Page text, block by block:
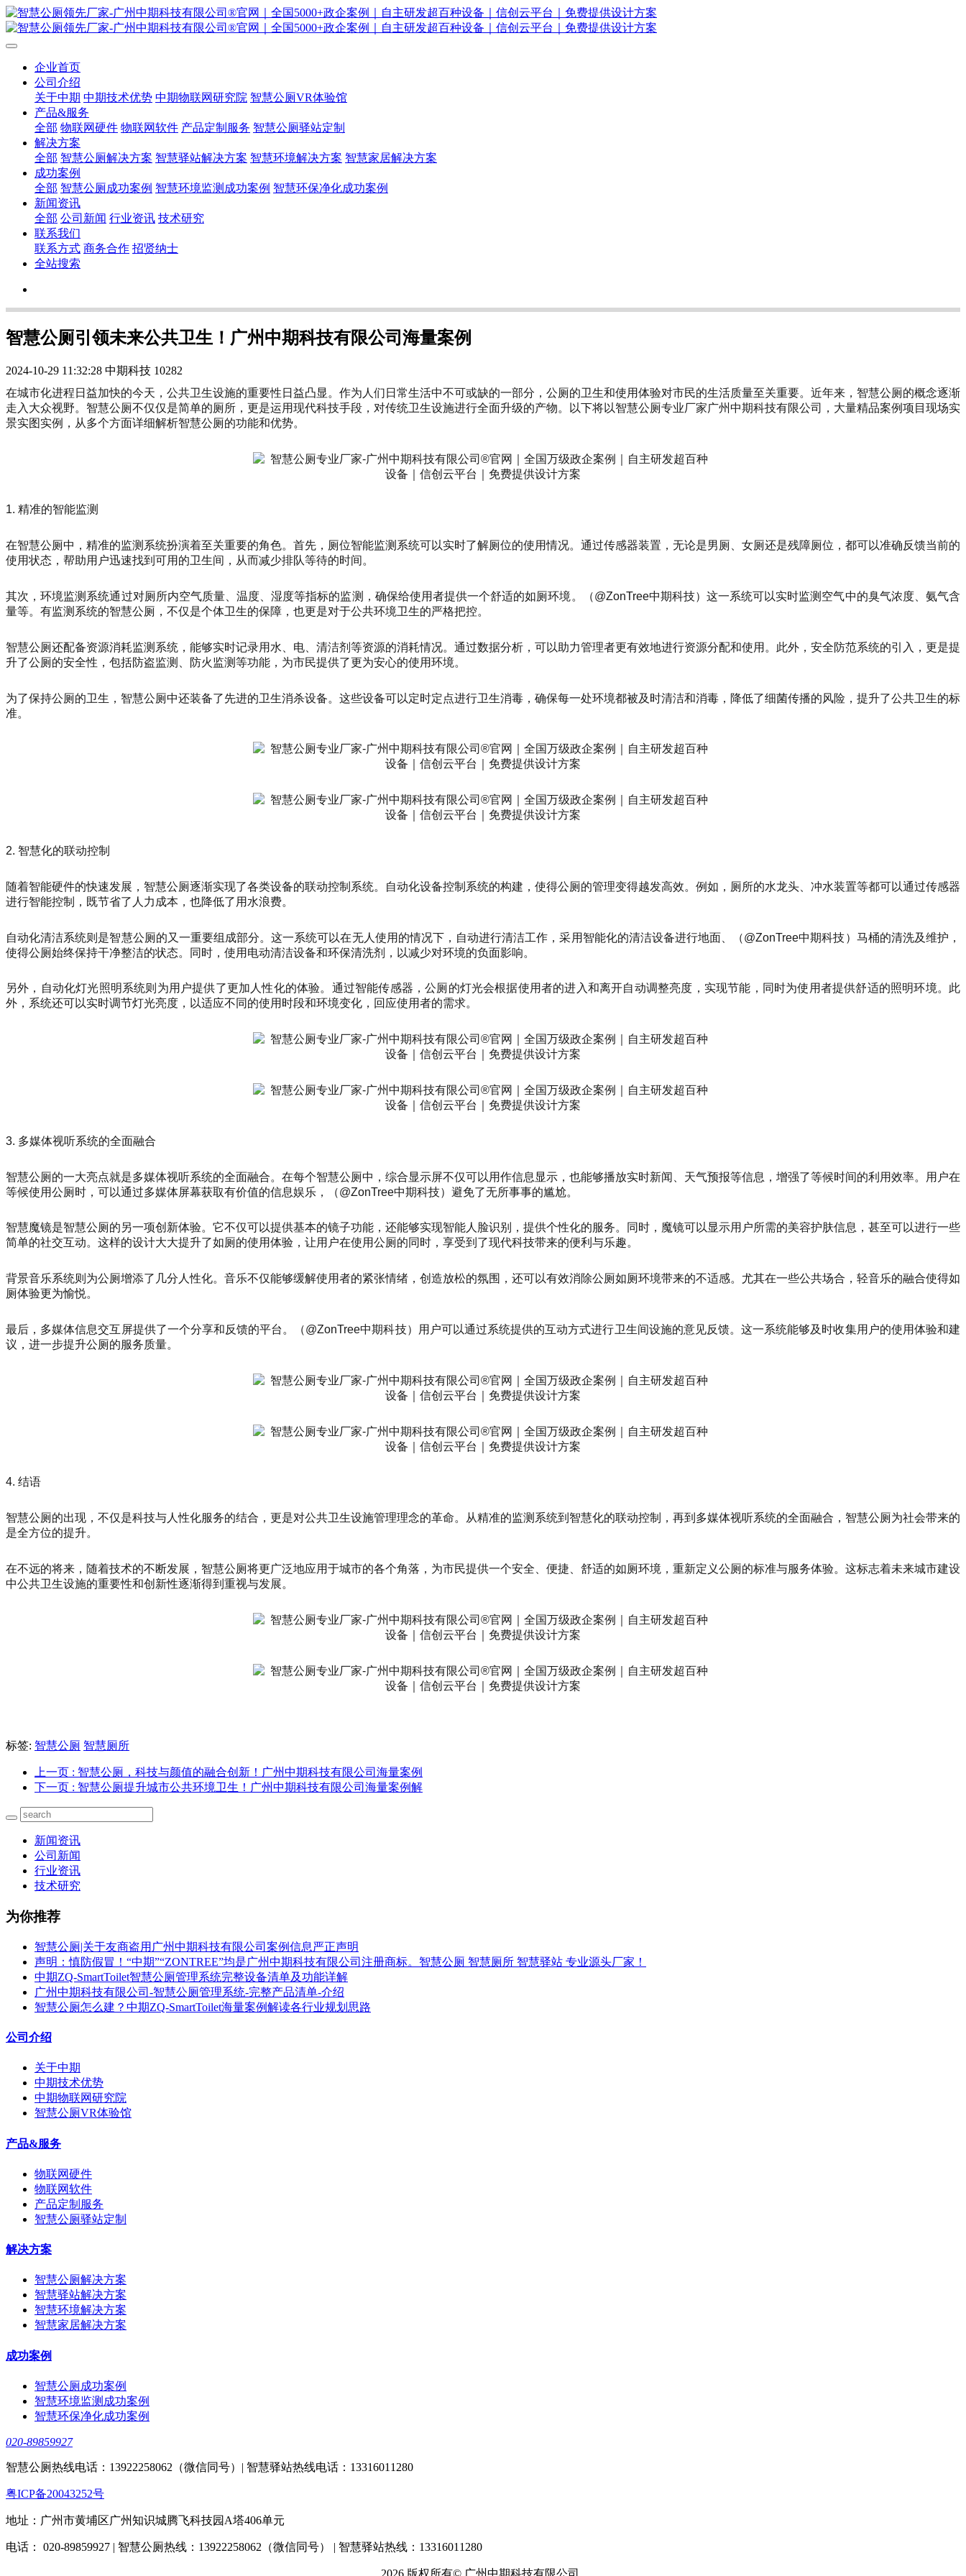
企业首页
公司介绍
关于中期 中期技术优势 中期物联网研究院 智慧公厕VR体验馆
产品&服务
全部 物联网硬件 物联网软件 产品定制服务 智慧公厕驿站定制
解决方案
全部 智慧公厕解决方案 智慧驿站解决方案 智慧环境解决方案 智慧家居解决方案
成功案例
全部 智慧公厕成功案例 智慧环境监测成功案例 智慧环保净化成功案例
新闻资讯
全部 公司新闻 行业资讯 技术研究
联系我们
联系方式 商务合作 招贤纳士
全站搜索
智慧公厕引领未来公共卫生！广州中期科技有限公司海量案例
2024-10-29 11:32:28 中期科技 10282
在城市化进程日益加快的今天，公共卫生设施的重要性日益凸显。作为人们日常生活中不可或缺的一部分，公厕的卫生和使用体验对市民的生活质量至关重要。近年来，智慧公厕的概念逐渐
走入大众视野。智慧公厕不仅仅是简单的厕所，更是运用现代科技手段，对传统卫生设施进行全面升级的产物。以下将以智慧公厕专业厂家广州中期科技有限公司，大量精品案例项目现场实
景实图实例，从多个方面详细解析智慧公厕的功能和优势。
1. 精准的智能监测
在智慧公厕中，精准的监测系统扮演着至关重要的角色。首先，厕位智能监测系统可以实时了解厕位的使用情况。通过传感器装置，无论是男厕、女厕还是残障厕位，都可以准确反馈当前的
使用状态，帮助用户迅速找到可用的卫生间，从而减少排队等待的时间。
其次，环境监测系统通过对厕所内空气质量、温度、湿度等指标的监测，确保给使用者提供一个舒适的如厕环境。（@ZonTree中期科技）这一系统可以实时监测空气中的臭气浓度、氨气含
量等。有监测系统的智慧公厕，不仅是个体卫生的保障，也更是对于公共环境卫生的严格把控。
智慧公厕还配备资源消耗监测系统，能够实时记录用水、电、清洁剂等资源的消耗情况。通过数据分析，可以助力管理者更有效地进行资源分配和使用。此外，安全防范系统的引入，更是提
升了公厕的安全性，包括防盗监测、防火监测等功能，为市民提供了更为安心的使用环境。
为了保持公厕的卫生，智慧公厕中还装备了先进的卫生消杀设备。这些设备可以定时定点进行卫生消毒，确保每一处环境都被及时清洁和消毒，降低了细菌传播的风险，提升了公共卫生的标
准。
2. 智慧化的联动控制
随着智能硬件的快速发展，智慧公厕逐渐实现了各类设备的联动控制系统。自动化设备控制系统的构建，使得公厕的管理变得越发高效。例如，厕所的水龙头、冲水装置等都可以通过传感器
进行智能控制，既节省了人力成本，也降低了用水浪费。
自动化清洁系统则是智慧公厕的又一重要组成部分。这一系统可以在无人使用的情况下，自动进行清洁工作，采用智能化的清洁设备进行地面、（@ZonTree中期科技）马桶的清洗及维护，
使得公厕始终保持干净整洁的状态。同时，使用电动清洁设备和环保清洗剂，以减少对环境的负面影响。
另外，自动化灯光照明系统则为用户提供了更加人性化的体验。通过智能传感器，公厕的灯光会根据使用者的进入和离开自动调整亮度，实现节能，同时为使用者提供舒适的照明环境。此
外，系统还可以实时调节灯光亮度，以适应不同的使用时段和环境变化，回应使用者的需求。
3. 多媒体视听系统的全面融合
智慧公厕的一大亮点就是多媒体视听系统的全面融合。在每个智慧公厕中，综合显示屏不仅可以用作信息显示，也能够播放实时新闻、天气预报等信息，增强了等候时间的利用效率。用户在
等候使用公厕时，可以通过多媒体屏幕获取有价值的信息娱乐，（@ZonTree中期科技）避免了无所事事的尴尬。
智慧魔镜是智慧公厕的另一项创新体验。它不仅可以提供基本的镜子功能，还能够实现智能人脸识别，提供个性化的服务。同时，魔镜可以显示用户所需的美容护肤信息，甚至可以进行一些
简单的社交互动。这样的设计大大提升了如厕的使用体验，让用户在使用公厕的同时，享受到了现代科技带来的便利与乐趣。
背景音乐系统则为公厕增添了几分人性化。音乐不仅能够缓解使用者的紧张情绪，创造放松的氛围，还可以有效消除公厕如厕环境带来的不适感。尤其在一些公共场合，轻音乐的融合使得如
厕体验更为愉悦。
最后，多媒体信息交互屏提供了一个分享和反馈的平台。（@ZonTree中期科技）用户可以通过系统提供的互动方式进行卫生间设施的意见反馈。这一系统能够及时收集用户的使用体验和建
议，进一步提升公厕的服务质量。
4. 结语
智慧公厕的出现，不仅是科技与人性化服务的结合，更是对公共卫生设施管理理念的革命。从精准的监测系统到智慧化的联动控制，再到多媒体视听系统的全面融合，智慧公厕为社会带来的
是全方位的提升。
在不远的将来，随着技术的不断发展，智慧公厕将更广泛地应用于城市的各个角落，为市民提供一个安全、便捷、舒适的如厕环境，重新定义公厕的标准与服务体验。这标志着未来城市建设
中公共卫生设施的重要性和创新性逐渐得到重视与发展。
标签: 智慧公厕 智慧厕所
上一页 : 智慧公厕，科技与颜值的融合创新！广州中期科技有限公司海量案例
下一页 : 智慧公厕提升城市公共环境卫生！广州中期科技有限公司海量案例解
新闻资讯
公司新闻
行业资讯
技术研究
为你推荐
智慧公厕|关于友商盗用广州中期科技有限公司案例信息严正声明
声明：慎防假冒！“中期”“ZONTREE”均是广州中期科技有限公司注册商标。智慧公厕 智慧厕所 智慧驿站 专业源头厂家！
中期ZQ-SmartToilet智慧公厕管理系统完整设备清单及功能详解
广州中期科技有限公司-智慧公厕管理系统-完整产品清单-介绍
智慧公厕怎么建？中期ZQ-SmartToilet海量案例解读各行业规划思路
公司介绍
关于中期
中期技术优势
中期物联网研究院
智慧公厕VR体验馆
产品&服务
物联网硬件
物联网软件
产品定制服务
智慧公厕驿站定制
解决方案
智慧公厕解决方案
智慧驿站解决方案
智慧环境解决方案
智慧家居解决方案
成功案例
智慧公厕成功案例
智慧环境监测成功案例
智慧环保净化成功案例
020-89859927
智慧公厕热线电话：13922258062（微信同号）| 智慧驿站热线电话：13316011280
粤ICP备20043252号
地址：广州市黄埔区广州知识城腾飞科技园A塔406单元
电话： 020-89859927 | 智慧公厕热线：13922258062（微信同号） | 智慧驿站热线：13316011280
2026 版权所有© 广州中期科技有限公司